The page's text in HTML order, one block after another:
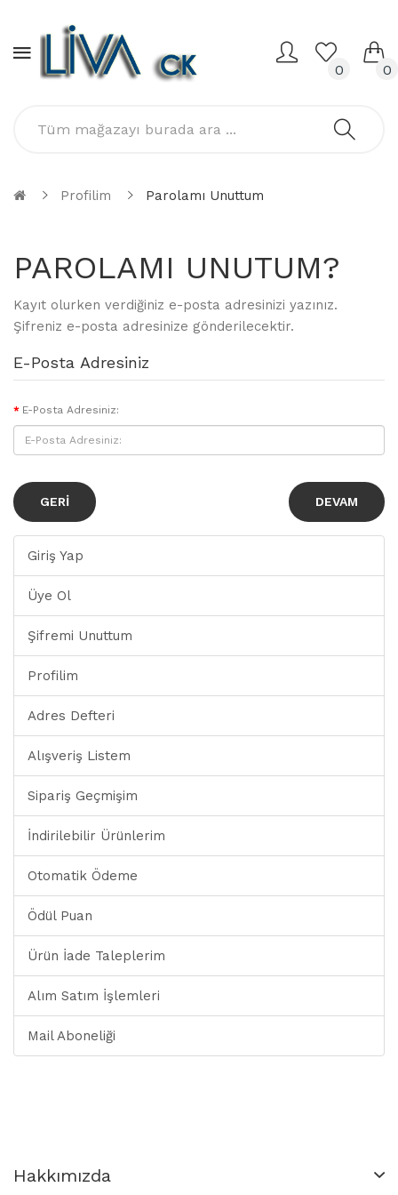
0 0
Profilim Parolamı Unuttum
PAROLAMI UNUTUM?
Kayıt olurken verdiğiniz e-posta adresinizi yazınız.
Şifreniz e-posta adresinize gönderilecektir.
E-Posta Adresiniz
E-Posta Adresiniz:
GERI
Giriş Yap
Üye Ol
Şifremi Unuttum
Profilim
Adres Defteri
Alışveriş Listem
Sipariş Geçmişim
İndirilebilir Ürünlerim
Otomatik Ödeme
Ödül Puan
Ürün İade Taleplerim
Alım Satım İşlemleri
Mail Aboneliği
Hakkımızda